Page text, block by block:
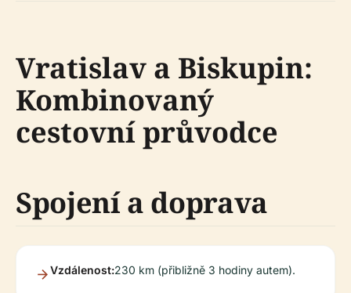
Vratislav a Biskupin:
Kombinovaný
cestovní průvodce
Spojení a doprava
Vzdálenost:230 km (přibližně 3 hodiny autem).